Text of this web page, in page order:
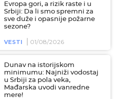
Evropa gori, a rizik raste i u
Srbiji: Da li smo spremni za
sve duže i opasnije požarne
sezone?
VESTI 01/08/2026
Dunav na istorijskom
minimumu: Najniži vodostaj
u Srbiji za pola veka,
Mađarska uvodi vanredne
mere!